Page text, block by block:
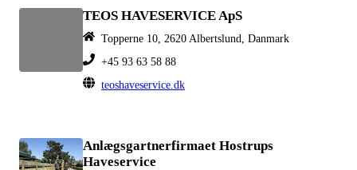
TEOS HAVESERVICE ApS
Topperne 10, 2620 Albertslund, Danmark
+45 93 63 58 88
teoshaveservice.dk
Anlægsgartnerfirmaet Hostrups
Haveservice